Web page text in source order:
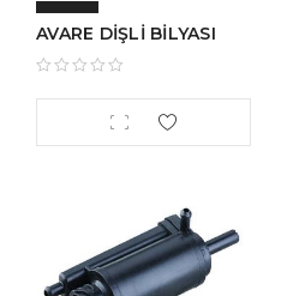
AVARE DİŞLİ BİLYASI